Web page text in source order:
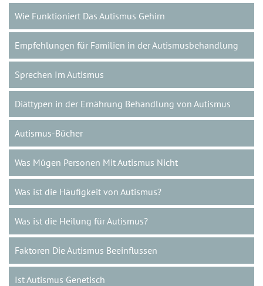
Wie Funktioniert Das Autismus Gehirn
Empfehlungen für Familien in der Autismusbehandlung
Sprechen Im Autismus
Diättypen in der Ernährung Behandlung von Autismus
Autismus-Bücher
Was Mûgen Personen Mit Autismus Nicht
Was ist die Häufigkeit von Autismus?
Was ist die Heilung für Autismus?
Faktoren Die Autismus Beeinflussen
Ist Autismus Genetisch